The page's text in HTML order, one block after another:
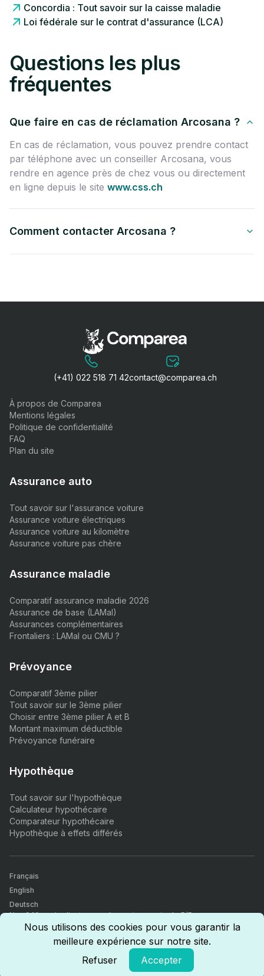
Nous utilisons des cookies pour vous garantir la
meilleure expérience sur notre site.
Refuser
Accepter
Concordia : Tout savoir sur la caisse maladie
Loi fédérale sur le contrat d'assurance (LCA)
Questions les plus
fréquentes
Que faire en cas de réclamation Arcosana ?
En cas de réclamation, vous pouvez prendre contact
par téléphone avec un conseiller Arcosana, vous
rendre en agence près de chez vous ou directement
en ligne depuis le site www.css.ch
Comment contacter Arcosana ?
(+41) 022 518 71 42contact@comparea.ch
À propos de Comparea
Mentions légales
Politique de confidentialité
FAQ
Plan du site
Assurance auto
Tout savoir sur l'assurance voiture
Assurance voiture électriques
Assurance voiture au kilomètre
Assurance voiture pas chère
Assurance maladie
Comparatif assurance maladie 2026
Assurance de base (LAMal)
Assurances complémentaires
Frontaliers : LAMal ou CMU ?
Prévoyance
Comparatif 3ème pilier
Tout savoir sur le 3ème pilier
Choisir entre 3ème pilier A et B
Montant maximum déductible
Prévoyance funéraire
Hypothèque
Tout savoir sur l'hypothèque
Calculateur hypothécaire
Comparateur hypothécaire
Hypothèque à effets différés
Nos 940+ avis clients nous donnent une note de 5/5.
Comparateur d’assurances, finance & immobilier. Tous nos agents
sont certifiés par l'autorité fédérale de surveillance des marchés
financiers (FINMA), sont certifiés CICERO (Certified insurance
competence) et ont reçus le diplôme d'intermédiaire d'assurance
Français
English
Deutsch